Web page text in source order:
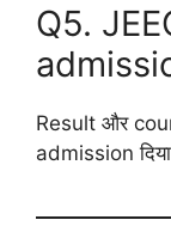
Q5.
Result और
admission दिया